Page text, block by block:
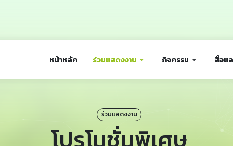
หน้าหลัก ร่วมแสดงงาน กิจกรรม สื่อแ
ร่วมแสดงงาน